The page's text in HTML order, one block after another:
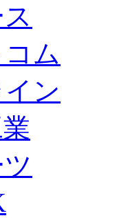
ム
ン